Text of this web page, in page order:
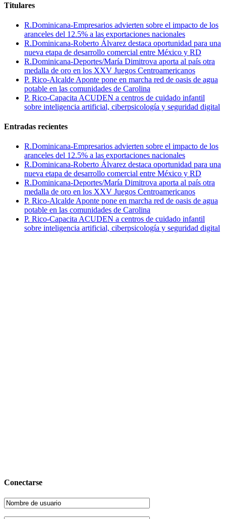
Titulares
R.Dominicana-Empresarios advierten sobre el impacto de los
aranceles del 12.5% a las exportaciones nacionales
R.Dominicana-Roberto Álvarez destaca oportunidad para una
nueva etapa de desarrollo comercial entre México y RD
R.Dominicana-Deportes/María Dimitrova aporta al país otra
medalla de oro en los XXV Juegos Centroamericanos
P. Rico-Alcalde Aponte pone en marcha red de oasis de agua
potable en las comunidades de Carolina
P. Rico-Capacita ACUDEN a centros de cuidado infantil
sobre inteligencia artificial, ciberpsicología y seguridad digital
Entradas recientes
R.Dominicana-Empresarios advierten sobre el impacto de los
aranceles del 12.5% a las exportaciones nacionales
R.Dominicana-Roberto Álvarez destaca oportunidad para una
nueva etapa de desarrollo comercial entre México y RD
R.Dominicana-Deportes/María Dimitrova aporta al país otra
medalla de oro en los XXV Juegos Centroamericanos
P. Rico-Alcalde Aponte pone en marcha red de oasis de agua
potable en las comunidades de Carolina
P. Rico-Capacita ACUDEN a centros de cuidado infantil
sobre inteligencia artificial, ciberpsicología y seguridad digital
Conectarse